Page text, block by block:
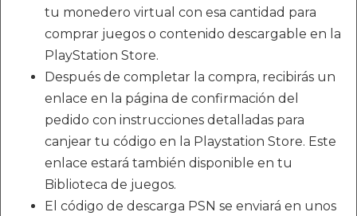
tu monedero virtual con esa cantidad para
comprar juegos o contenido descargable en la
PlayStation Store.
Después de completar la compra, recibirás un
enlace en la página de confirmación del
pedido con instrucciones detalladas para
canjear tu código en la Playstation Store. Este
enlace estará también disponible en tu
Biblioteca de juegos.
El código de descarga PSN se enviará en unos